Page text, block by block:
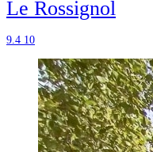
Le Rossignol
9.4 10